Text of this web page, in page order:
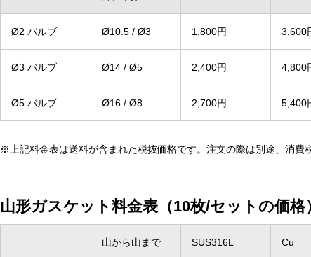
Ø2 バルブ Ø10.5 / Ø3 1,800円 3,600
Ø3 バルブ Ø14 / Ø5 2,400円 4,800
Ø5 バルブ Ø16 / Ø8 2,700円 5,400
※上記料金表は送料が含まれた税抜価格です。注文の際は別途、消費
山形ガスケット料金表（10枚/セットの価格
山から山まで
SUS316L Cu